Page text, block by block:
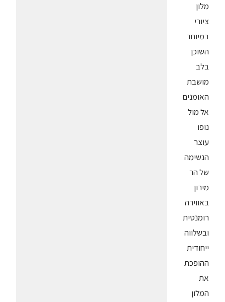
מלון
ציורי
במיוחד
השוכן
בלב
מושבת
האומנים
אל מול
נופו
עוצר
הנשימה
של הר
מירון
באווירה
רומנטית
ובשלווה
ייחודית
ההופכת
את
המלון